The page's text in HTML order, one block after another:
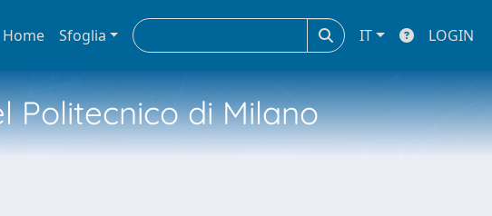
Home Sfoglia IT LOGIN
Politecnico di Milano